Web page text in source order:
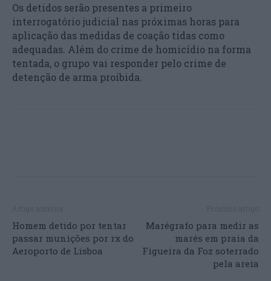
Os detidos serão presentes a primeiro
interrogatório judicial nas próximas horas para
aplicação das medidas de coação tidas como
adequadas. Além do crime de homicídio na forma
tentada, o grupo vai responder pelo crime de
detenção de arma proibida.
Homem detido por tentar
passar munições por rx do
Aeroporto de Lisboa
Marégrafo para medir as
marés em praia da
Figueira da Foz soterrado
pela areia